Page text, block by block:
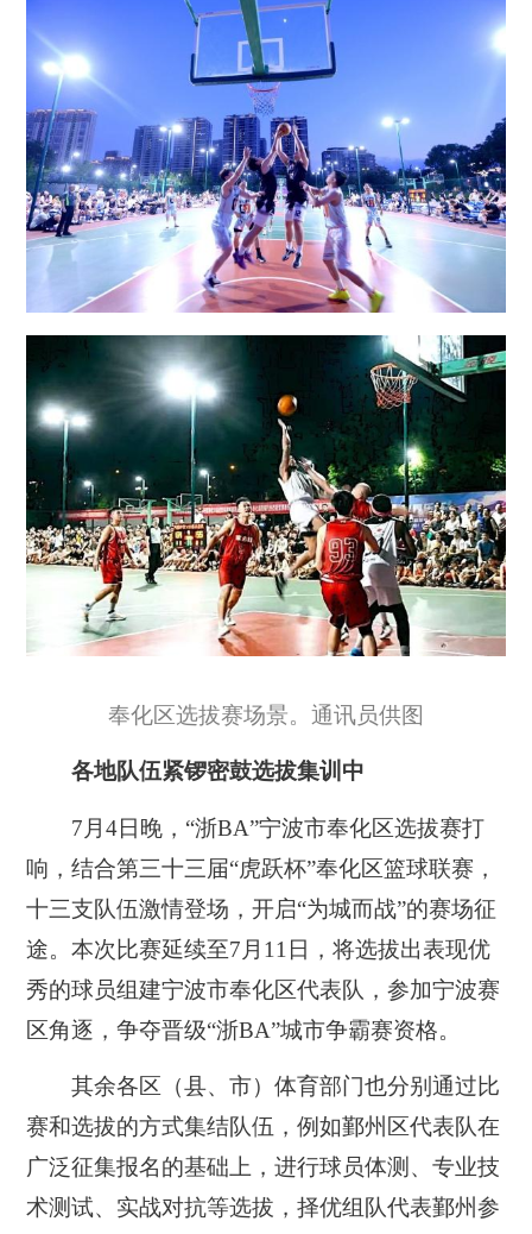
奉化区选拔赛场景。通讯员供图
各地队伍紧锣密鼓选拔集训中
7月4日晚，“浙BA”宁波市奉化区选拔赛打
响，结合第三十三届“虎跃杯”奉化区篮球联赛，
十三支队伍激情登场，开启“为城而战”的赛场征
途。本次比赛延续至7月11日，将选拔出表现优
秀的球员组建宁波市奉化区代表队，参加宁波赛
区角逐，争夺晋级“浙BA”城市争霸赛资格。
其余各区（县、市）体育部门也分别通过比
赛和选拔的方式集结队伍，例如鄞州区代表队在
广泛征集报名的基础上，进行球员体测、专业技
术测试、实战对抗等选拔，择优组队代表鄞州参